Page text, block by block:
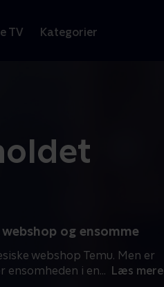
TV Kategorier
webshop og ensomme
webshop Temu. Men er
ensomheden i en... Læs mere